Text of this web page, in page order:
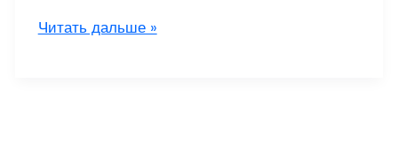
Котан
Читать дальше »